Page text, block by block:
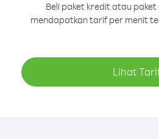
Beli paket kredit atau
mendapatkan tarif per menit
Lihat